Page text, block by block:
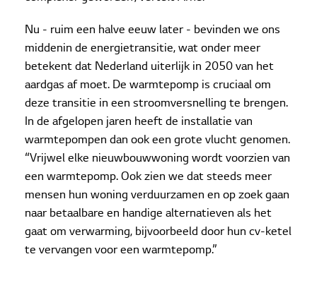
Nu - ruim een halve eeuw later - bevinden we ons
middenin de energietransitie, wat onder meer
betekent dat Nederland uiterlijk in 2050 van het
aardgas af moet. De warmtepomp is cruciaal om
deze transitie in een stroomversnelling te brengen.
In de afgelopen jaren heeft de installatie van
warmtepompen dan ook een grote vlucht genomen.
“Vrijwel elke nieuwbouwwoning wordt voorzien van
een warmtepomp. Ook zien we dat steeds meer
mensen hun woning verduurzamen en op zoek gaan
naar betaalbare en handige alternatieven als het
gaat om verwarming, bijvoorbeeld door hun cv-ketel
te vervangen voor een warmtepomp.”